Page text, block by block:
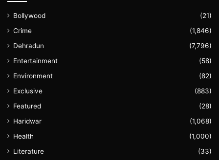
Bollywood
(21)
Crime
(1,846)
Dehradun
(7,796)
Entertainment
(58)
Environment
(82)
Exclusive
(883)
Featured
(28)
Haridwar
(1,068)
Health
(1,000)
Literature
(33)